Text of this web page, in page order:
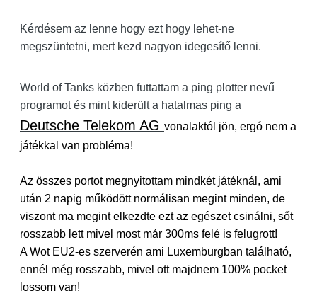
Kérdésem az lenne hogy ezt hogy lehet-ne
megszüntetni, mert kezd nagyon idegesítő lenni.
World of Tanks közben futtattam a ping plotter nevű
programot és mint kiderült a hatalmas ping a
Deutsche Telekom AG vonalaktól jön, ergó nem a
játékkal van probléma!
Az összes portot megnyitottam mindkét játéknál, ami
után 2 napig működött normálisan megint minden, de
viszont ma megint elkezdte ezt az egészet csinálni, sőt
rosszabb lett mivel most már 300ms felé is felugrott!
A Wot EU2-es szerverén ami Luxemburgban található,
ennél még rosszabb, mivel ott majdnem 100% pocket
lossom van!